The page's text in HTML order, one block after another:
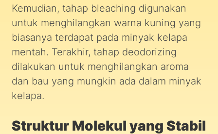
Kemudian, tahap bleaching digunakan
untuk menghilangkan warna kuning yang
biasanya terdapat pada minyak kelapa
mentah. Terakhir, tahap deodorizing
dilakukan untuk menghilangkan aroma
dan bau yang mungkin ada dalam minyak
kelapa.
Struktur Molekul yang Stabil